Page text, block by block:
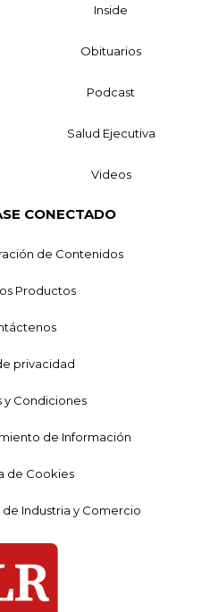
Inside
Obituarios
Podcast
Salud Ejecutiva
Videos
CONECTADO
de Contenidos
Productos
privacidad
y Condiciones
de Información
de Cookies
Industria y Comercio